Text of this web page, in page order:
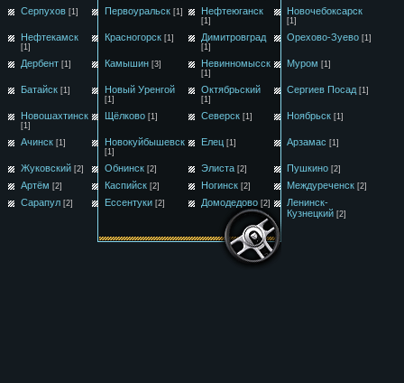
Серпухов [1] Первоуральск [1] Нефтеюганск
[1]
Новочебоксарск
[1]
Нефтекамск
[1]
Красногорск [1] Димитровград
[1]
Орехово-Зуево [1]
Дербент [1] Камышин [3] Невинномысск
[1]
Муром [1]
Батайск [1] Новый Уренгой
[1]
Октябрьский
[1]
Сергиев Посад [1]
Новошахтинск
[1]
Щёлково [1] Северск [1] Ноябрьск [1]
Ачинск [1] Новокуйбышевск
[1]
Елец [1] Арзамас [1]
Жуковский [2] Обнинск [2] Элиста [2] Пушкино [2]
Артём [2] Каспийск [2] Ногинск [2] Междуреченск [2]
Сарапул [2] Ессентуки [2] Домодедово [2]
Ленинск-
Кузнецкий [2]